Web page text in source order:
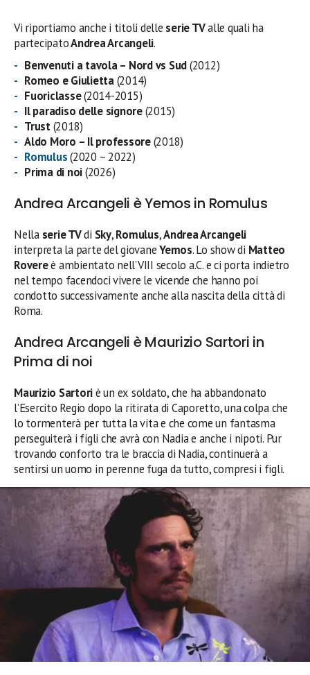
Vi riportiamo anche i titoli delle serie TValle quali ha
partecipatoAndrea Arcangeli.
Benvenuti a tavola – Nord vs Sud(2012)
Romeo e Giulietta(2014)
Fuoriclasse(2014-2015)
Il paradiso delle signore(2015)
Trust(2018)
Aldo Moro – Il professore(2018)
Romulus(2020 – 2022)
Prima di noi(2026)
Andrea Arcangeli è Yemos in Romulus
Nella serie TVdi Sky,Romulus,Andrea Arcangeli
interpreta la parte del giovaneYemos. Lo show di Matteo
Rovereè ambientato nell’VIII secolo a.C. e ci porta indietro
nel tempo facendoci vivere le vicende che hanno poi
condotto successivamente anche alla nascita della città di
Roma.
Andrea Arcangeli è Maurizio Sartori in
Prima di noi
Maurizio Sartoriè un ex soldato, che ha abbandonato
l’Esercito Regio dopo la ritirata di Caporetto, una colpa che
lo tormenterà per tutta la vita e che come un fantasma
perseguiterà i figli che avrà con Nadia e anche i nipoti. Pur
trovando conforto tra le braccia di Nadia, continuerà a
sentirsi un uomo in perenne fuga da tutto, compresi i figli.